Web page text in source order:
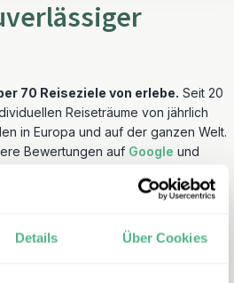
Details Über Cookies
70 Reiseziele von erlebe. Seit 20
Reiseträume von jährlich
in Europa und auf der ganzen Welt.
Bewertungen auf Google und
oberster Stelle. Deshalb wählen wir
und ermöglichen Ihnen bei
einer organisierten